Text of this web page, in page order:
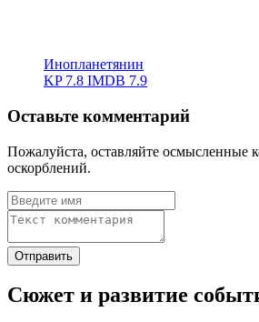
Инопланетянин
KP 7.8 IMDB 7.9
Оставьте комментарий
Пожалуйста, оставляйте осмысленные
оскорблений.
Сюжет и развитие